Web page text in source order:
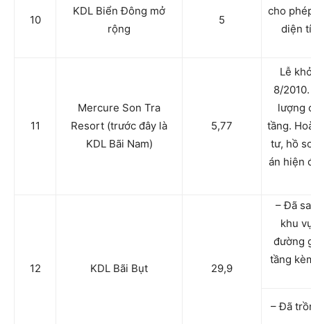
10
KDL Biển Đông mở
rộng
5
cho
diện
11
Mercure Son Tra
Resort (trước đây là
KDL Bãi Nam)
5,77
Lễ
8/
lượng
tầng.
tư, hồ
án hiện
12 KDL Bãi Bụt 29,9
– Đã
khu
đường
tầng
– Đã